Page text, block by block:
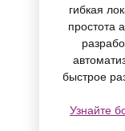
гибкая
простота
быстрое
Узнайте